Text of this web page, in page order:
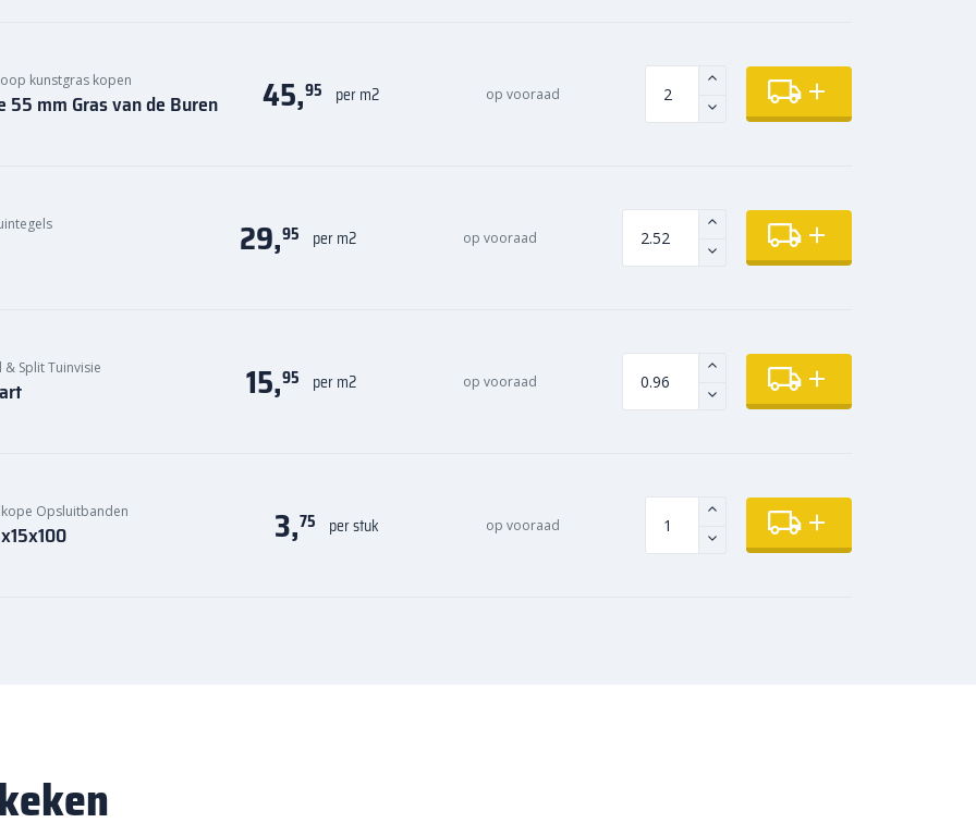
kunstgras kopen
55 mm Gras van de Buren 45,95 per m2 op vooraad
29,95 per m2 op vooraad
& Split Tuinvisie 15,95 per m2 op vooraad
Opsluitbanden 3,75 per stuk op vooraad